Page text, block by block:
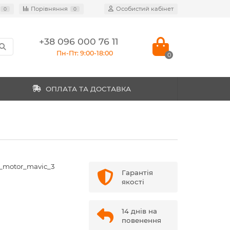
0 Порівняння 0 Особистий кабінет
+38 096 000 76 11
Пн-Пт: 9:00-18:00 0
ОПЛАТА ТА ДОСТАВКА
Гарантія
якості
14 днів на
повенення